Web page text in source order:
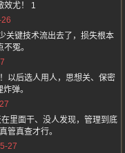
效尤！ 1
关键技术流出去了，损失根本
冤。
以后选人用人，思想关、保密
弹。
里面干、没人发现，管理到底
管真查才行。
27